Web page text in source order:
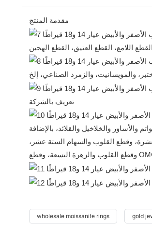
مقدمة المنتج
تعريف بالشركة
والأساور والخلاخيل والقلائد، بالإضافة
وقطع القلوب والسهام الستة عشر،
wholesale moissanite rings gold